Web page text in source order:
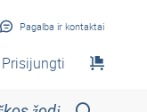
Pagalba ir kontaktai
Prisijungti